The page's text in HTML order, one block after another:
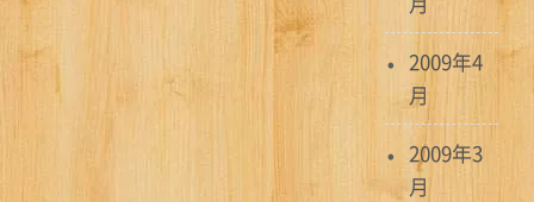
2009年4
月
2009年3
月